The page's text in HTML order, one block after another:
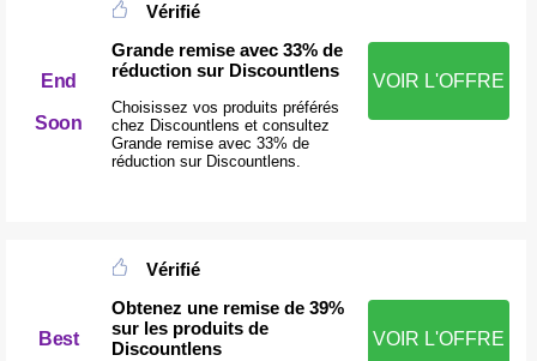
End
Soon
Vérifié
Grande remise avec 33% de
réduction sur Discountlens
Choisissez vos produits préférés
chez Discountlens et consultez
Grande remise avec 33% de
réduction sur Discountlens.
VOIR L'OFFRE
Best
Vérifié
Obtenez une remise de 39%
sur les produits de
Discountlens
VOIR L'OFFRE